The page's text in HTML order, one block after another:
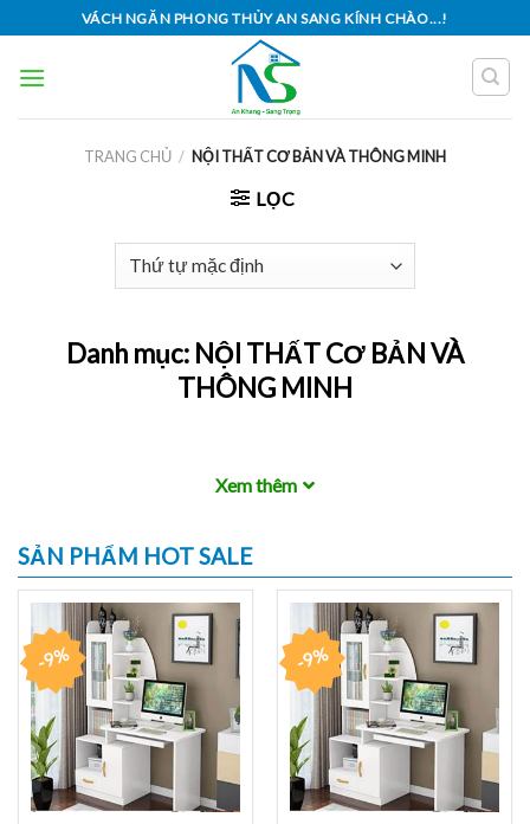
to
content
VÁCH NGĂN PHONG THỦY AN SANG KÍNH CHÀO...!
TRANG CHỦ / NỘI THẤT CƠ BẢN VÀ THÔNG MINH
LỌC
Danh mục: NỘI THẤT CƠ BẢN VÀ
THÔNG MINH
Xem thêm
SẢN PHẨM HOT SALE
-9% -9%